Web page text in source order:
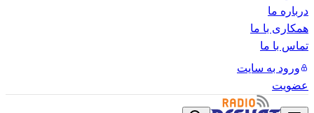
درباره ما
همکاری با ما
تماس با ما
ورود به سایت
عضویت